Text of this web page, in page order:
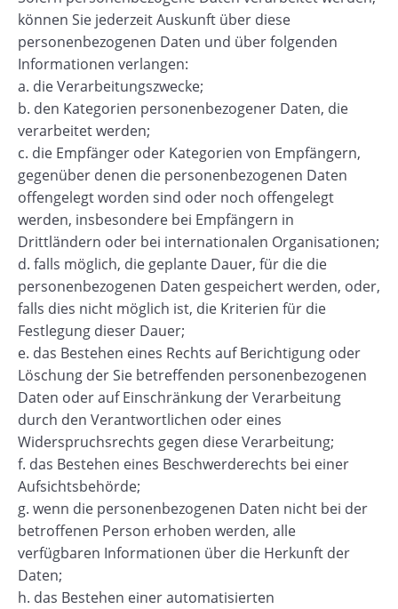
können Sie jederzeit Auskunft über diese
personenbezogenen Daten und über folgenden
Informationen verlangen:
a. die Verarbeitungszwecke;
b. den Kategorien personenbezogener Daten, die
verarbeitet werden;
c. die Empfänger oder Kategorien von Empfängern,
gegenüber denen die personenbezogenen Daten
offengelegt worden sind oder noch offengelegt
werden, insbesondere bei Empfängern in
Drittländern oder bei internationalen Organisationen;
d. falls möglich, die geplante Dauer, für die die
personenbezogenen Daten gespeichert werden, oder,
falls dies nicht möglich ist, die Kriterien für die
Festlegung dieser Dauer;
e. das Bestehen eines Rechts auf Berichtigung oder
Löschung der Sie betreffenden personenbezogenen
Daten oder auf Einschränkung der Verarbeitung
durch den Verantwortlichen oder eines
Widerspruchsrechts gegen diese Verarbeitung;
f. das Bestehen eines Beschwerderechts bei einer
Aufsichtsbehörde;
g. wenn die personenbezogenen Daten nicht bei der
betroffenen Person erhoben werden, alle
verfügbaren Informationen über die Herkunft der
Daten;
h. das Bestehen einer automatisierten